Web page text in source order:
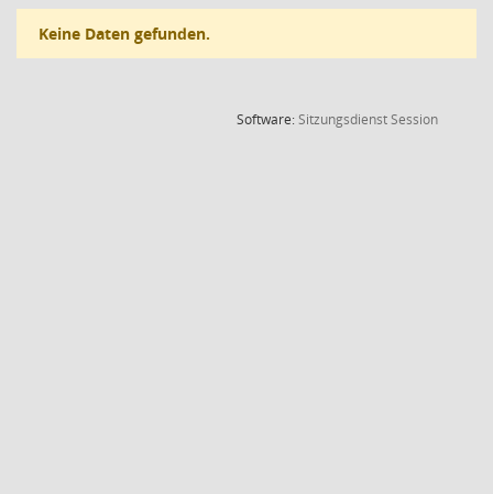
Keine Daten gefunden.
Software:SitzungsdienstSession(Wird in